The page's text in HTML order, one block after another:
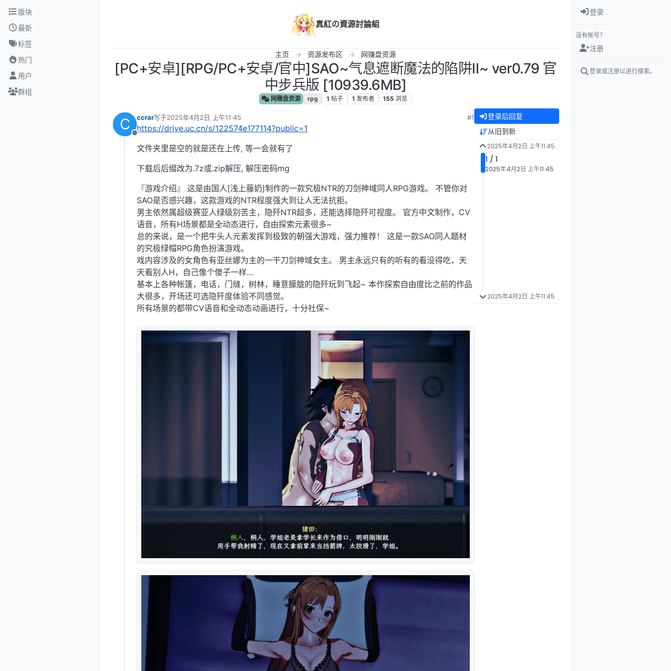
跳转至内容
版块
最新
标签
热门
用户
群组
真紅の資源討論組
主页 资源发布区 网赚盘资源
[PC+安卓][RPG/PC+安卓/官中]SAO~气息遮断魔法的陷阱Ⅱ~ ver0.79 官
中步兵版 [10939.6MB]
网赚盘资源 rpg 1 帖子 1 发布者 155 浏览
C
离线
ccrar写于2025年4月2日 上午11:45
最后由 编辑
#1
https://drive.uc.cn/s/122574e177114?public=1
文件夹里是空的就是还在上传, 等一会就有了
下载后后缀改为.7z或.zip解压, 解压密码mg
『游戏介绍』 这是由国人[浅上藤奶]制作的一款究极NTR的刀剑神域同人RPG游戏。 不管你对
SAO是否感兴趣，这款游戏的NTR程度强大到让人无法抗拒。
男主依然属超级赛亚人绿级别苦主，隐歼NTR超多，还能选择隐歼可视度。 官方中文制作，CV
语音，所有H场景都是全动态进行，自由探索元素很多~
总的来说，是一个把牛头人元素发挥到极致的朝强大游戏，强力推荐！ 这是一款SAO同人题材
的究极绿帽RPG角色扮演游戏。
戏内容涉及的女角色有亚丝娜为主的一干刀剑神域女主。 男主永远只有的听有的看没得吃，天
天看别人H，自己像个傻子一样…
基本上各种帐篷，电话，门缝，树林，睡意朦胧的隐歼玩到飞起~ 本作探索自由度比之前的作品
大很多，开场还可选隐歼度体验不同感觉。
所有场景的都带CV语音和全动态动画进行，十分社保~
登录后回复
从旧到新
2025年4月2日 上午11:45
1 / 1
2025年4月2日 上午11:45
2025年4月2日 上午11:45
登录
没有帐号？
注册
登录或注册以进行搜索。